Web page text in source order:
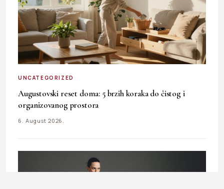
UNCATEGORIZED
Augustovski reset doma: 5 brzih koraka do čistog i
organizovanog prostora
6. August 2026.